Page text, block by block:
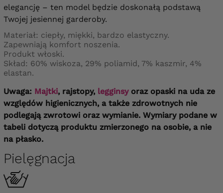
elegancję – ten model będzie doskonałą podstawą
Twojej jesiennej garderoby.
Materiał: ciepły, miękki, bardzo elastyczny.
Zapewniają komfort noszenia.
Produkt włoski.
Skład: 60% wiskoza, 29% poliamid, 7% kaszmir, 4%
elastan.
Uwaga: Majtki, rajstopy, legginsyoraz opaski na uda ze
względów higienicznych, a także zdrowotnych nie
podlegają zwrotowi oraz wymianie. Wymiary podane w
tabeli dotyczą produktu zmierzonego na osobie, a nie
na płasko.
Pielęgnacja